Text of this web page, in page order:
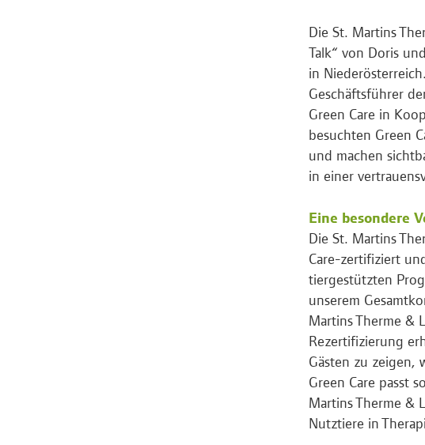
Die St. Martins
Talk“ von Doris
in
Geschäftsführer
Green Care in
besuchten Green
und machen
in einer
Eine besondere
Die St. Martins
Care-zertifiziert
tiergestützten
unserem
Martins Therme &
Rezertifizierung
Gästen zu zeigen,
Green Care passt
Martins Therme &
Nutztiere in